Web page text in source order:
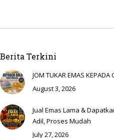
Berita Terkini
JOM TUKAR EMAS KEPADA
August 3, 2026
Jual Emas Lama &
Adil, Proses Mudah
July 27, 2026